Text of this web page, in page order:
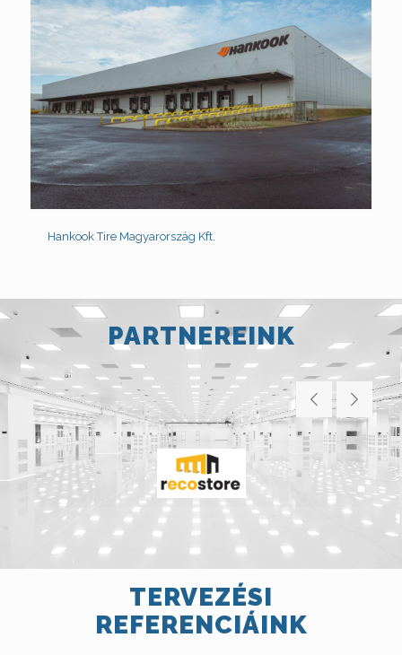
Hankook Tire Magyarország Kft.
PARTNEREINK
TERVEZÉSI
REFERENCIÁINK